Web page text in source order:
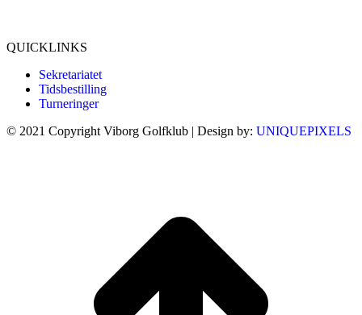
QUICKLINKS
Sekretariatet
Tidsbestilling
Turneringer
© 2021 Copyright Viborg Golfklub | Design by: UNIQUEPIXELS